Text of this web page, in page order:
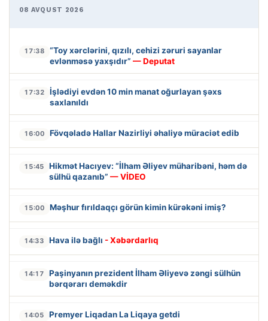
08 AVQUST 2026
17:38
“Toy xərclərini, qızılı, cehizi zəruri sayanlar
evlənməsə yaxşıdır” — Deputat
17:32
İşlədiyi evdən 10 min manat oğurlayan şəxs
saxlanıldı
16:00 Fövqəladə Hallar Nazirliyi əhaliyə müraciət edib
15:45
Hikmət Hacıyev: “İlham Əliyev müharibəni, həm də
sülhü qazanıb” — VİDEO
15:00 Məşhur fırıldaqçı görün kimin kürəkəni imiş?
14:33 Hava ilə bağlı - Xəbərdarlıq
14:17
Paşinyanın prezident İlham Əliyevə zəngi sülhün
bərqərarı deməkdir
14:05 Premyer Liqadan La Liqaya getdi